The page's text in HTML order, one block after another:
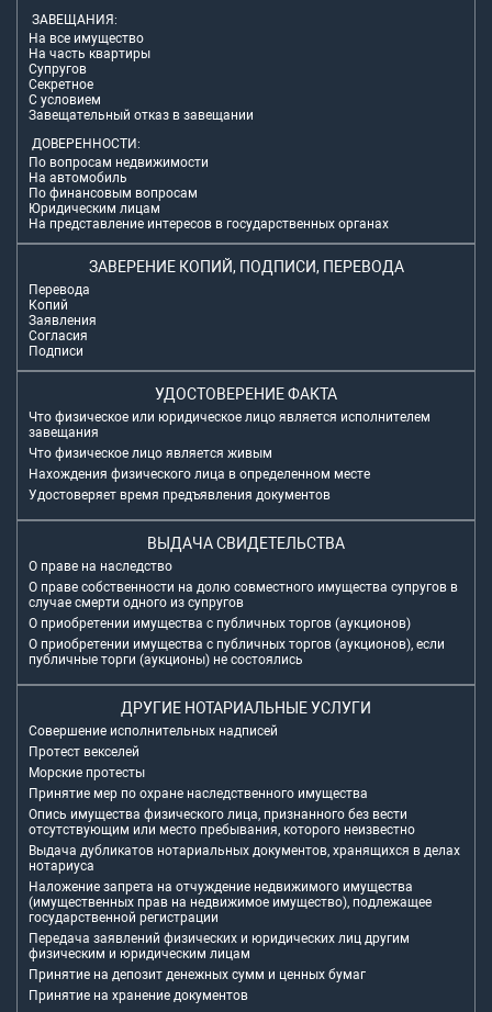
ЗАВЕЩАНИЯ:
На все имущество
На часть квартиры
Супругов
Секретное
С условием
Завещательный отказ в завещании
ДОВЕРЕННОСТИ:
По вопросам недвижимости
На автомобиль
По финансовым вопросам
Юридическим лицам
На представление интересов в государственных органах
ЗАВЕРЕНИЕ КОПИЙ, ПОДПИСИ, ПЕРЕВОДА
Перевода
Копий
Заявления
Согласия
Подписи
УДОСТОВЕРЕНИЕ ФАКТА
Что физическое или юридическое лицо является исполнителем
завещания
Что физическое лицо является живым
Нахождения физического лица в определенном месте
Удостоверяет время предъявления документов
ВЫДАЧА СВИДЕТЕЛЬСТВА
О праве на наследство
О праве собственности на долю совместного имущества супругов в
случае смерти одного из супругов
О приобретении имущества с публичных торгов (аукционов)
О приобретении имущества с публичных торгов (аукционов), если
публичные торги (аукционы) не состоялись
ДРУГИЕ НОТАРИАЛЬНЫЕ УСЛУГИ
Совершение исполнительных надписей
Протест векселей
Морские протесты
Принятие мер по охране наследственного имущества
Опись имущества физического лица, признанного без вести
отсутствующим или место пребывания, которого неизвестно
Выдача дубликатов нотариальных документов, хранящихся в делах
нотариуса
Наложение запрета на отчуждение недвижимого имущества
(имущественных прав на недвижимое имущество), подлежащее
государственной регистрации
Передача заявлений физических и юридических лиц другим
физическим и юридическим лицам
Принятие на депозит денежных сумм и ценных бумаг
Принятие на хранение документов